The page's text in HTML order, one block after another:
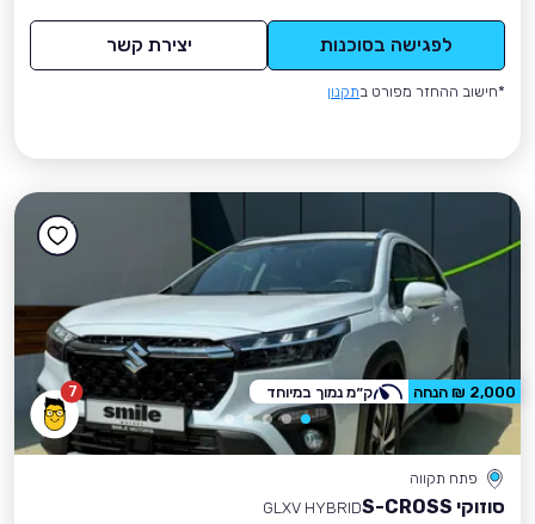
לפגישה בסוכנות יצירת קשר
*חישוב ההחזר מפורט בתקנון
7
פתח תקווה
סוזוקי S-CROSS
GLXV HYBRID
2,000 ₪ הנחה ק״מ נמוך במיוחד